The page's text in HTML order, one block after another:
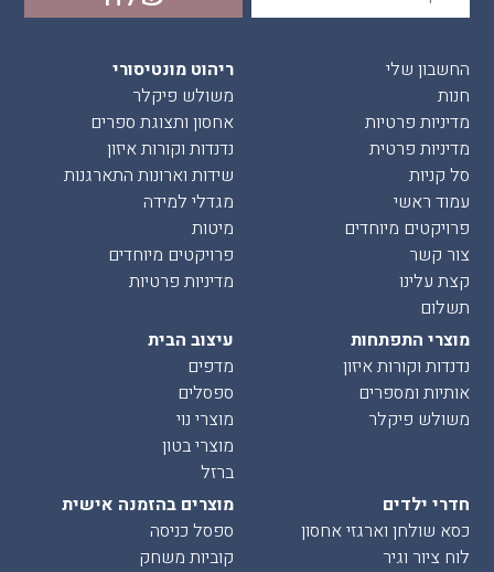
החשבון שלי
חנות
מדיניות פרטיות
מדיניות פרטית
סל קניות
עמוד ראשי
פרויקטים מיוחדים
צור קשר
קצת עלינו
תשלום
ריהוט מונטיסורי
משולש פיקלר
אחסון ותצוגת ספרים
נדנדות וקורות איזון
שידות וארונות התארגנות
מגדלי למידה
מיטות
פרויקטים מיוחדים
מדיניות פרטיות
מוצרי התפתחות
נדנדות וקורות איזון
אותיות ומספרים
משולש פיקלר
עיצוב הבית
מדפים
ספסלים
מוצרי נוי
מוצרי בטון
ברזל
חדרי ילדים
כסא שולחן וארגזי אחסון
לוח ציור וגיר
מוצרים בהזמנה אישית
ספסל כניסה
קוביות משחק